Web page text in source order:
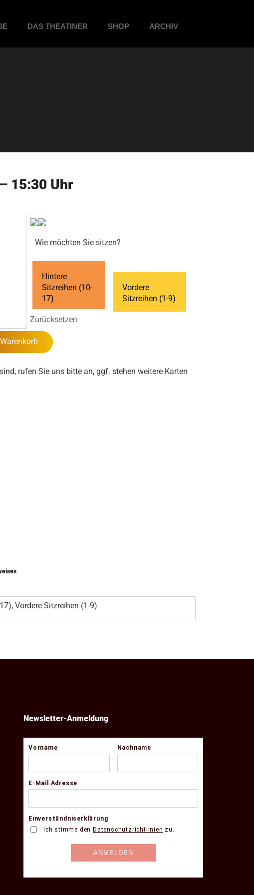
DAS THEATINER SHOP ARCHIV
15:30 Uhr
Wie möchten Sie sitzen?
Hintere
Sitzreihen (10-
17)
Vordere
Sitzreihen (1-9)
Zurücksetzen
rufen Sie uns bitte an, ggf. stehen weitere Karten
Vordere Sitzreihen (1-9)
Newsletter-Anmeldung